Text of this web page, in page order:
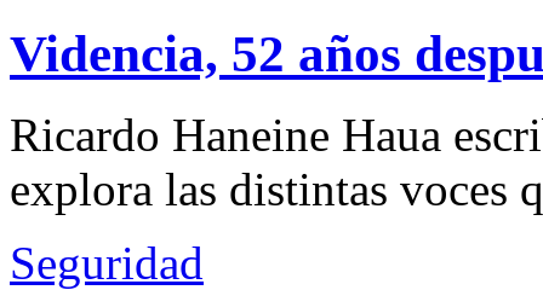
Videncia, 52 años
Ricardo Haneine Haua
explora las distintas voces
Seguridad